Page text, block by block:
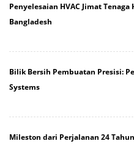
Penyelesaian HVAC Jimat
Bangladesh
Bilik Bersih Pembuatan Presisi:
Systems
Mileston dari Perjalanan 24